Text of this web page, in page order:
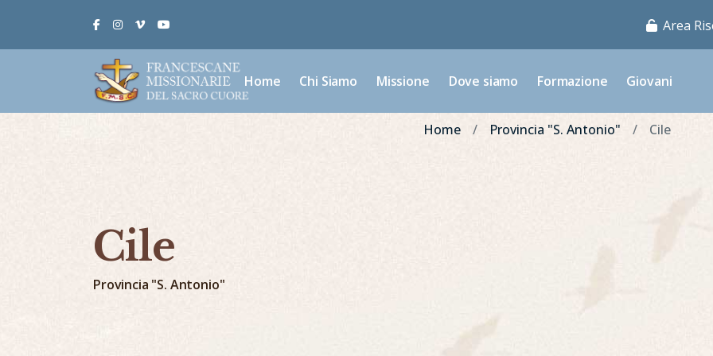
FacebookInstagram
Vimeo Area
Home Chi Siamo Missione Dove siamo Formazione Giovani
Home Provincia "S. Antonio" Cile
Cile
Provincia "S. Antonio"